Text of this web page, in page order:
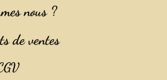
nous ?
de ventes